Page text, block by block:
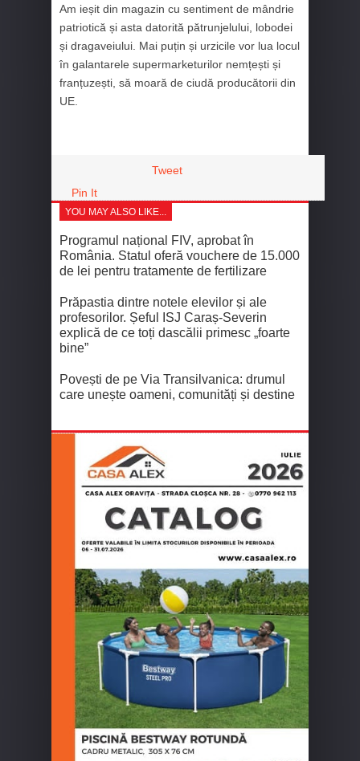
Am ieșit din magazin cu sentiment de mândrie
patriotică și asta datorită pătrunjelului, lobodei
și dragaveiului. Mai puțin și urzicile vor lua locul
în galantarele supermarketurilor nemțești și
franțuzești, să moară de ciudă producătorii din
UE.
Tweet
Pin It
YOU MAY ALSO LIKE...
Programul național FIV, aprobat în
România. Statul oferă vouchere de 15.000
de lei pentru tratamente de fertilizare
Prăpastia dintre notele elevilor și ale
profesorilor. Șeful ISJ Caraș-Severin
explică de ce toți dascălii primesc „foarte
bine”
Povești de pe Via Transilvanica: drumul
care unește oameni, comunități și destine